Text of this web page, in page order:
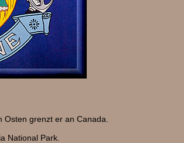
grenzt er an Canada.
National Park.